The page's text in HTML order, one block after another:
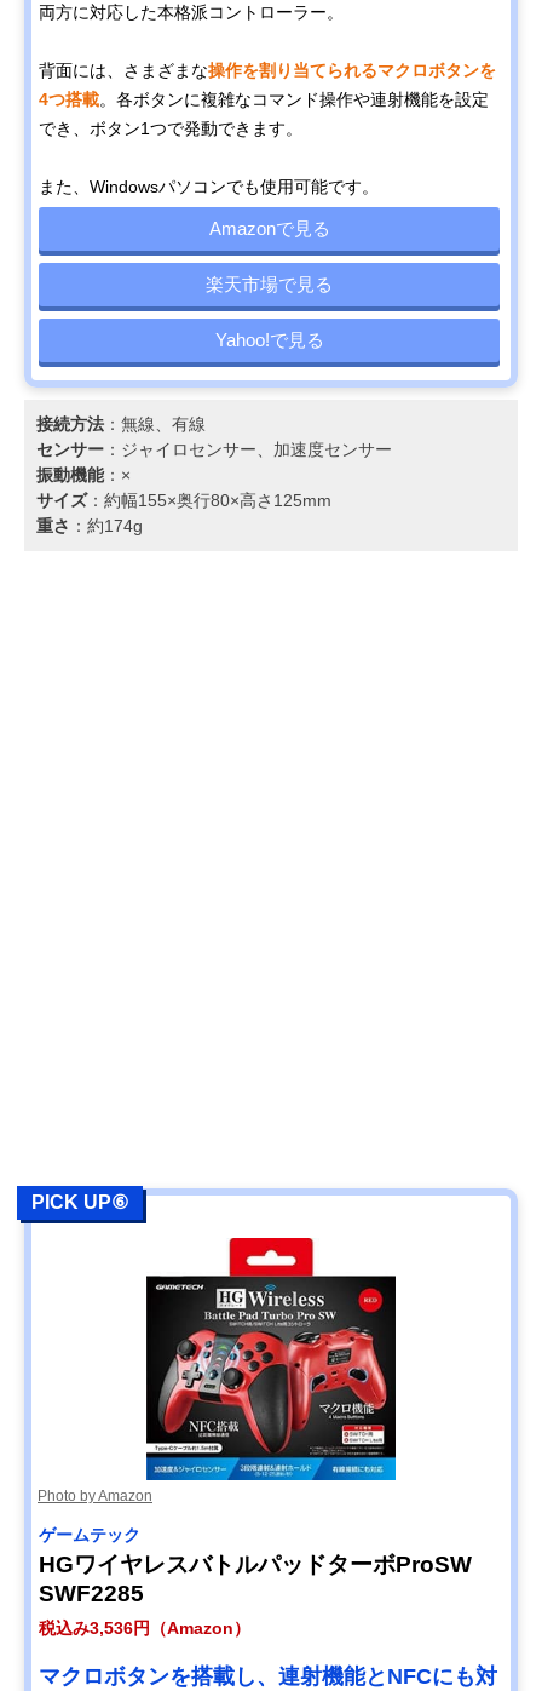
両方に対応した本格派コントローラー。
背面には、さまざまな操作を割り当てられるマクロボタンを
4つ搭載。各ボタンに複雑なコマンド操作や連射機能を設定
でき、ボタン1つで発動できます。
また、Windowsパソコンでも使用可能です。
Amazonで見る
楽天市場で見る
Yahoo!で見る
接続方法 ：無線、有線
センサー ：ジャイロセンサー、加速度センサー
振動機能：×
サイズ：約幅155×奥行80×高さ125mm
重さ ：約174g
PICK UP⑥
Photo by Amazon
ゲームテック
HGワイヤレスバトルパッドターボProSW
SWF2285
税込み3,536円（Amazon）
マクロボタンを搭載し、連射機能とNFCにも対